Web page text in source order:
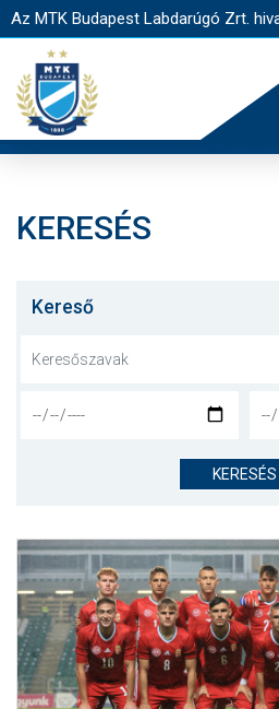
Az MTK Budapest Labdarúgó Zrt.
JEGYÉRTÉKESÍTÉS
NYITÓLAP
KLUB
SZURKOLÓI
KERESÉS
Kereső
KERESÉS